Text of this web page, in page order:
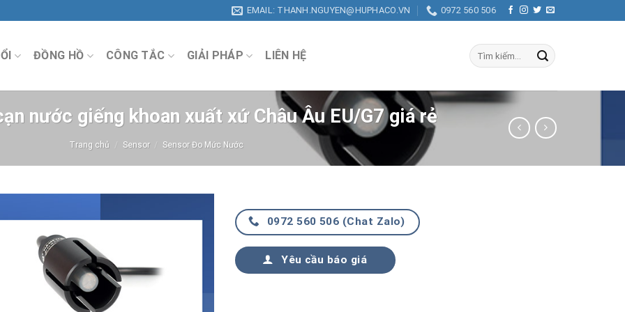
EMAIL: THANH.NGUYEN@HUPHACO.VN 0972 560 506
ĐỒNG HỒ CÔNG TẮC GIẢI PHÁP LIÊN HỆ
Tìm
kiếm:
nước giếng khoan xuất xứ Châu Âu EU/G7 giá rẻ
Trang chủ / Sensor / Sensor Đo Mức Nước
0972 560 506 (Chat Zalo)
Yêu cầu báo giá